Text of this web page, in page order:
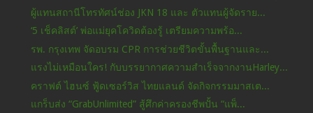
ผู้แทนสถานีโทรทัศน์ช่อง JKN 18 และ ตัวแทนผู้จัดราย...
‘5 เช็คลิสต์’ พ่อแม่ยุคโควิดต้องรู้ เตรียมความพร้อ...
รพ. กรุงเทพ จัดอบรม CPR การช่วยชีวิตขั้นพื้นฐานและ...
แรงไม่เหมือนใคร! กับบรรยากาศความสำเร็จจากงานHarley...
คราฟต์ ไฮนซ์ ฟู้ดเซอร์วิส ไทยแลนด์ จัดกิจกรรมมาสเต...
แกร็บส่ง “GrabUnlimited” สู้ศึกค่าครองชีพปั้น “แพ็...